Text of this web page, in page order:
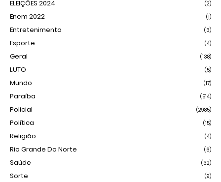
ELEIÇÕES 2024 (2)
Enem 2022 (1)
Entretenimento (3)
Esporte (4)
Geral (138)
LUTO (5)
Mundo (17)
Paraíba (514)
Policial (2985)
Política (15)
Religião (4)
Rio Grande Do Norte (6)
Saúde (32)
Sorte (9)